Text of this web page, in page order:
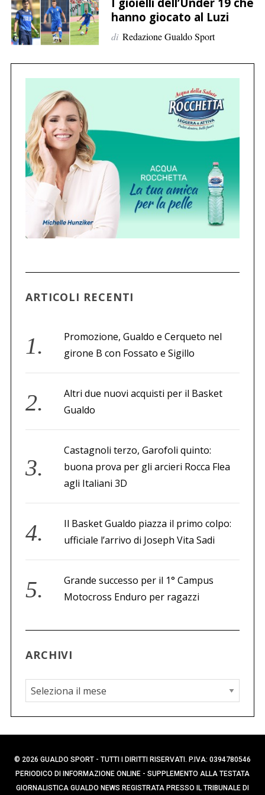
e
r
hanno giocato al Luzi
di Redazione Gualdo Sport
ARTICOLI RECENTI
Promozione, Gualdo e Cerqueto nel
girone B con Fossato e Sigillo
Altri due nuovi acquisti per il Basket
Gualdo
Castagnoli terzo, Garofoli quinto:
buona prova per gli arcieri Rocca Flea
agli Italiani 3D
Il Basket Gualdo piazza il primo colpo:
ufficiale l’arrivo di Joseph Vita Sadi
Grande successo per il 1° Campus
Motocross Enduro per ragazzi
ARCHIVI
A
r
c
h
i
v
i
© 2026 GUALDO SPORT - TUTTI I DIRITTI RISERVATI. P.IVA: 0394780546
PERIODICO DI INFORMAZIONE ONLINE - SUPPLEMENTO ALLA TESTATA
GIORNALISTICA GUALDO NEWS REGISTRATA PRESSO IL TRIBUNALE DI
C
e
a
e